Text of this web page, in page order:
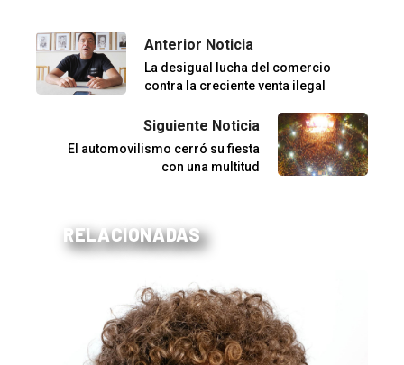
Anterior Noticia
La desigual lucha del comercio
contra la creciente venta ilegal
Siguiente Noticia
El automovilismo cerró su fiesta
con una multitud
RELACIONADAS